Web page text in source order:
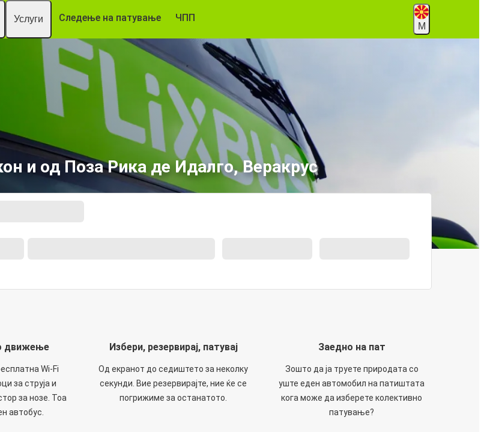
Услуги Следење на патување ЧПП
М
и од Поза Рика де Идалго, Веракрус
движење
Wi-Fi
за струја и
за нозе. Тоа
автобус.
Избери, резервирај, патувај
Од екранот до седиштето за неколку
секунди. Вие резервирајте, ние ќе се
погрижиме за останатото.
Заедно на пат
Зошто да ја труете природата со
уште еден автомобил на патиштата
кога може да изберете колективно
патување?